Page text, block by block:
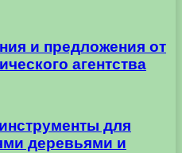
и предложения от
агентства
для
деревьями и